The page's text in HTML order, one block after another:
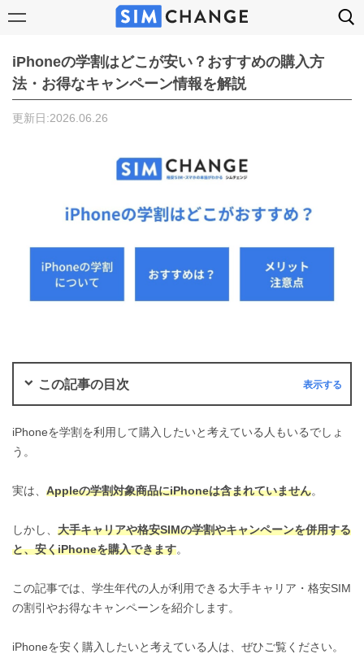
iPhoneの学割はどこが安い？おすすめの購入方
法・お得なキャンペーン情報を解説
更新日:2026.06.26
この記事の目次
iPhoneを学割を利用して購入したいと考えている人もいるでしょ
う。
実は、 Appleの学割対象商品にiPhoneは含まれていません。
しかし、 大手キャリアや格安SIMの学割やキャンペーンを併用する
と、安くiPhoneを購入できます。
この記事では、学生年代の人が利用できる大手キャリア・格安SIM
の割引やお得なキャンペーンを紹介します。
iPhoneを安く購入したいと考えている人は、ぜひご覧ください。